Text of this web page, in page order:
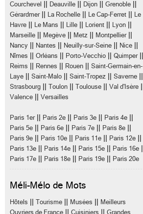
Courchevel Deauville Dijon Grenoble
Gérardmer|| La Rochelle Le Cap-Ferret
Le
Havre
Le Mans Lille Lorient Lyon
Marseille Megève Metz Montpellier||
Nancy Nantes Neuilly-sur-Seine Nice
Nîmes Orléans Porto-Vecchio Quimper||
Reims Rennes Rouen
Saint-Germain-en-
Laye
Saint-Malo Saint-Tropez Saverne
Strasbourg Toulon Toulouse Val d'Isère
Valence Versailles
Paris 1er|| Paris 2e Paris 3e Paris 4e
Paris 5e Paris 6e Paris 7e Paris 8e
Paris 9e Paris 10e Paris 11e Paris 12e
Paris 13e Paris 14e Paris 15e Paris 16e
Paris 17e Paris 18e Paris 19e Paris 20e
Méli-Mélo de Mots
Hôtels Tourisme Musées
Meilleurs
Ouvriers de France
Cuisiniers
Grandes